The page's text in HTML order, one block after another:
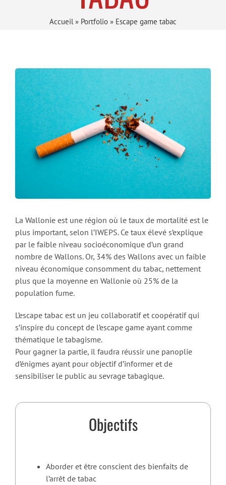
Accueil » Portfolio » Escape game tabac
La Wallonie est une région où le taux de mortalité est le
plus important, selon l’IWEPS. Ce taux élevé s’explique
par le faible niveau socioéconomique d’un grand
nombre de Wallons. Or, 34% des Wallons avec un faible
niveau économique consomment du tabac, nettement
plus que la moyenne en Wallonie où 25% de la
population fume.
L’escape tabac est un jeu collaboratif et coopératif qui
s’inspire du concept de l’escape game ayant comme
thématique le tabagisme.
Pour gagner la partie, il faudra réussir une panoplie
d’énigmes ayant pour objectif d’informer et de
sensibiliser le public au sevrage tabagique.
Objectifs
Aborder et être conscient des bienfaits de
l’arrêt de tabac